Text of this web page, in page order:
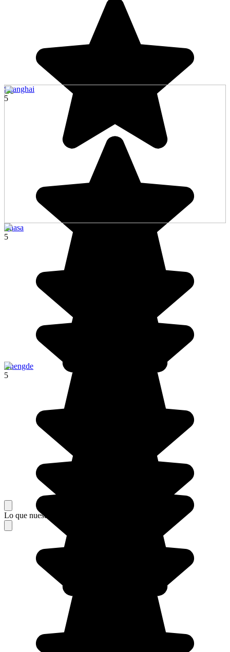
Shanghai
5
Lhasa
5
Chengde
5
Lo que nuestros viajeros piensan de su estancia